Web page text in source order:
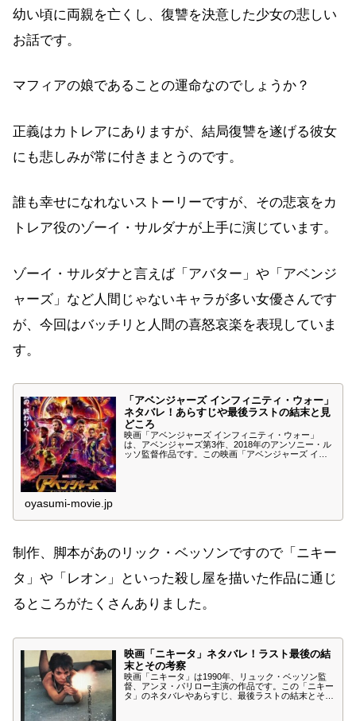
幼い頃に両親を亡くし、復讐を決意した少女の悲しい
お話です。
マフィアの娘であることの運命なのでしょうか？
正義はカトレアにありますが、結局復讐を遂げる彼女
にも悲しみが常に付きまとうのです。
誰も幸せになれないストーリーですが、その悲哀をカ
トレア役のゾーイ・サルダナが上手に演じています。
ゾーイ・サルダナと言えば「アバター」や「アベンジ
ャーズ」など人間じゃないキャラが多い女優さんです
が、今回はバッチリと人間の喜怒哀楽を表現していま
す。
「アベンジャーズ インフィニティ・ウォー」
ネタバレ！あらすじや最後ラストの結末と見
どころ
映画「アベンジャーズ インフィニティ・ウォー」
は、アベンジャーズ第3作、2018年のアンソニー・ル
ッソ監督作品です。この映画「アベンジャーズ イン
oyasumi-movie.jp
制作、脚本があのリック・ベッソンですので「ニキー
タ」や「レオン」といった殺し屋を描いた作品に通じ
るところがたくさんありました。
映画「ニキータ」ネタバレ！ラスト最後の結
末とその考察
映画「ニキータ」は1990年、リュック・ベッソン監
督、アンヌ・パリロー主演の作品です。この「ニキー
タ」のネタバレやあらすじ、最後ラストの結末とその